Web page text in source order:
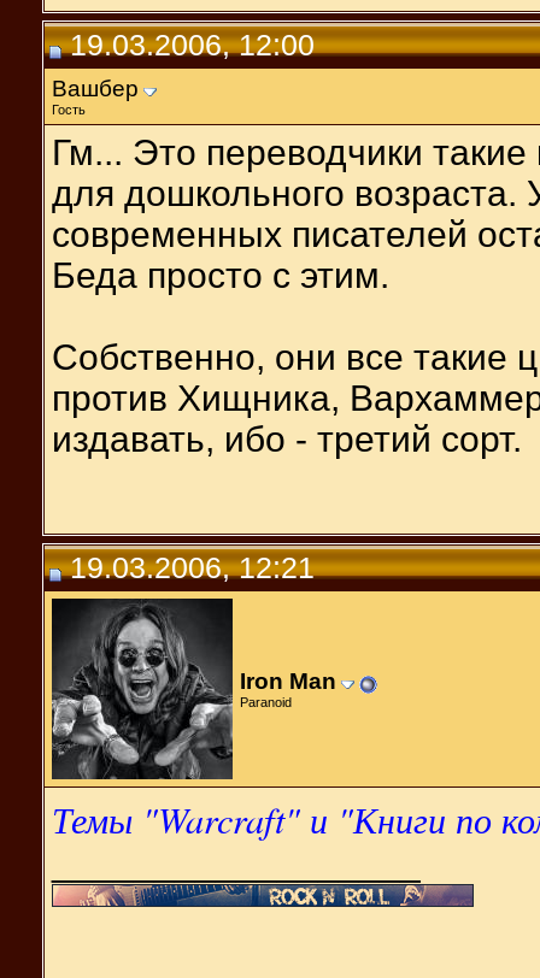
19.03.2006, 12:00
Вашбер
Гость
Гм... Это переводчики
для дошкольного
современных писателей
Беда просто с этим.
Собственно, они все такие
против Хищника,
издавать, ибо - третий сорт.
19.03.2006, 12:21
Iron Man
Paranoid
Темы "Warcraft" и "Книги по